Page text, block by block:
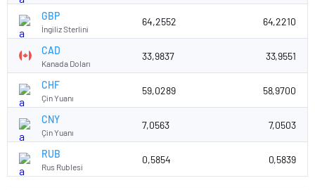
GBP
İngiliz Sterlini
64,2552 64,2210
CAD
Kanada Doları
33,9837 33,9551
CHF
Çin Yuanı
59,0289 58,9700
CNY
Çin Yuanı
7,0563 7,0503
RUB
Rus Rublesi
0,5854 0,5839